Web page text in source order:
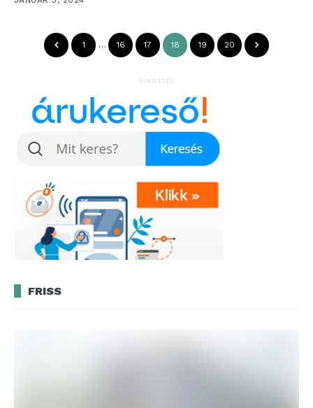
1 … 16 17 18 19 20
HIRDETÉS
FRISS